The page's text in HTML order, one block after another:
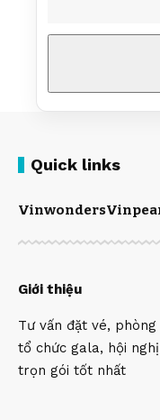
Quick links
Vinwonders
Giới thiệu
Tư vấn đặt vé,
tổ chức gala, hội
trọn gói tốt nhất